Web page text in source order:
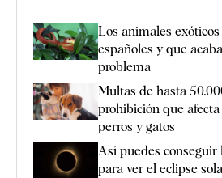
Los animales
españoles y que
problema
Multas de hasta
prohibición que
perros y gatos
Así puedes conseguir
para ver el eclipse